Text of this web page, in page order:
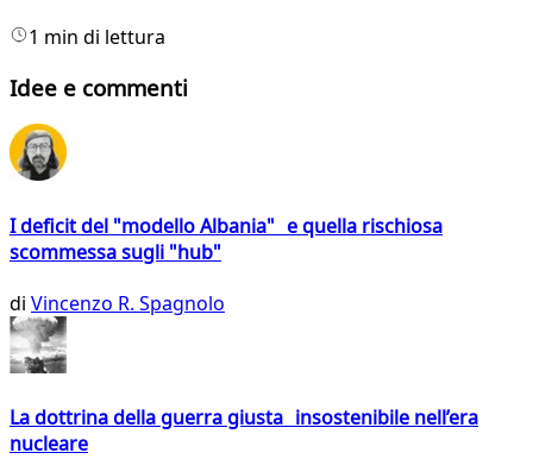
1 min di lettura
Idee e commenti
I deficit del "modello Albania" e quella rischiosa
scommessa sugli "hub"
di Vincenzo R. Spagnolo
La dottrina della guerra giusta insostenibile nell’era
nucleare